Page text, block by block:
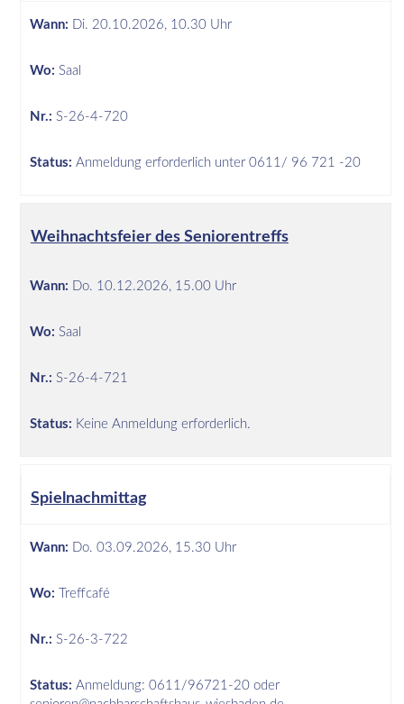
Wann: Di. 20.10.2026, 10.30 Uhr
Wo: Saal
Nr.: S-26-4-720
Status: Anmeldung erforderlich unter 0611/ 96 721 -20
Weihnachtsfeier des Seniorentreffs
Wann: Do. 10.12.2026, 15.00 Uhr
Wo: Saal
Nr.: S-26-4-721
Status: Keine Anmeldung erforderlich.
Spielnachmittag
Wann: Do. 03.09.2026, 15.30 Uhr
Wo: Treffcafé
Nr.: S-26-3-722
Status: Anmeldung: 0611/96721-20 oder